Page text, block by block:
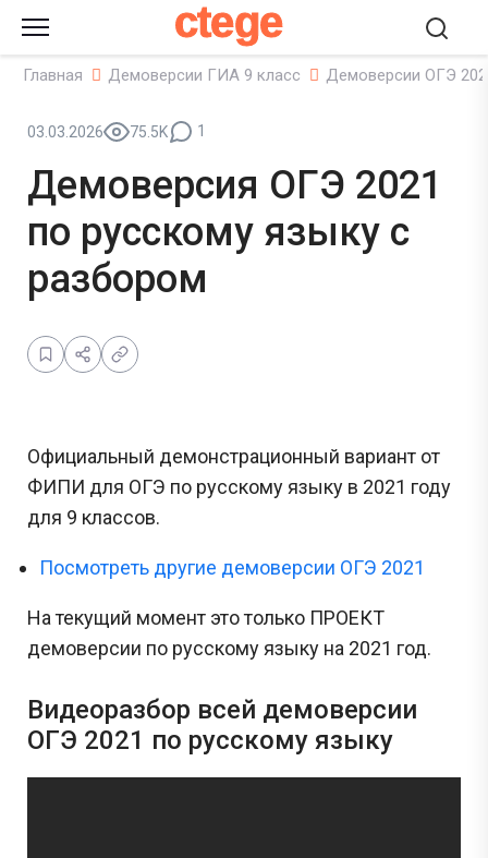
ctege
Главная Демоверсии ГИА 9 класс Демоверсии ОГЭ
03.03.2026 75.5K 1
Демоверсия ОГЭ 2021
по русскому языку с
разбором
Официальный демонстрационный вариант от
ФИПИ для ОГЭ по русскому языку в 2021 году
для 9 классов.
Посмотреть другие демоверсии ОГЭ 2021
На текущий момент это только ПРОЕКТ
демоверсии по русскому языку на 2021 год.
Видеоразбор всей демоверсии
ОГЭ 2021 по русскому языку